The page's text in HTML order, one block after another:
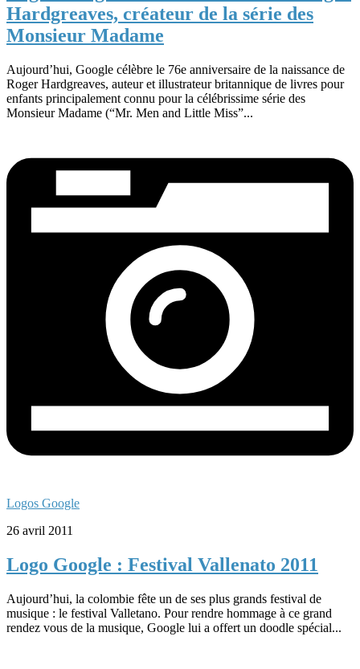
Hardgreaves, créateur de la série des
Monsieur Madame
Aujourd’hui, Google célèbre le 76e anniversaire de la naissance de
Roger Hardgreaves, auteur et illustrateur britannique de livres pour
enfants principalement connu pour la célébrissime série des
Monsieur Madame (“Mr. Men and Little Miss”...
Logos Google
26 avril 2011
Logo Google : Festival Vallenato 2011
Aujourd’hui, la colombie fête un de ses plus grands festival de
musique : le festival Valletano. Pour rendre hommage à ce grand
rendez vous de la musique, Google lui a offert un doodle spécial...